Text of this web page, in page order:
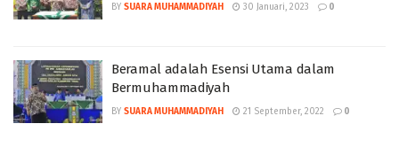
BY SUARA MUHAMMADIYAH 30 Januari, 2023 0
Beramal adalah Esensi Utama dalam
Bermuhammadiyah
BY SUARA MUHAMMADIYAH 21 September, 2022 0